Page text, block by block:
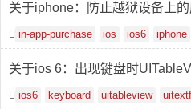
关于iphone：防止越狱设备上
in-app-purchase ios ios6 iphone
关于ios 6：出现键盘时
ios6 keyboard uitableview